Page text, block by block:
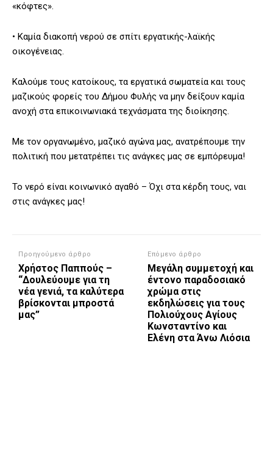
«κόφτες».
• Καμία διακοπή νερού σε σπίτι εργατικής-λαϊκής
οικογένειας.
Καλούμε τους κατοίκους, τα εργατικά σωματεία και τους
μαζικούς φορείς του Δήμου Φυλής να μην δείξουν καμία
ανοχή στα επικοινωνιακά τεχνάσματα της διοίκησης.
Με τον οργανωμένο, μαζικό αγώνα μας, ανατρέπουμε την
πολιτική που μετατρέπει τις ανάγκες μας σε εμπόρευμα!
Το νερό είναι κοινωνικό αγαθό – Όχι στα κέρδη τους, ναι
στις ανάγκες μας!
Προηγούμενο άρθρο
Χρήστος Παππούς –
“Δουλεύουμε για τη
νέα γενιά, τα καλύτερα
βρίσκονται μπροστά
μας”
Επόμενο άρθρο
Μεγάλη συμμετοχή και
έντονο παραδοσιακό
χρώμα στις
εκδηλώσεις για τους
Πολιούχους Αγίους
Κωνσταντίνο και
Ελένη στα Άνω Λιόσια